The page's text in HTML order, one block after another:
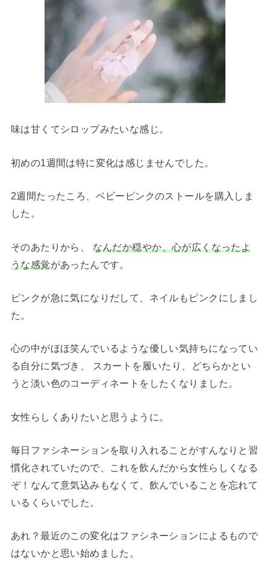
味は甘くてシロップみたいな感じ。
初めの1週間は特に変化は感じませんでした。
2週間たったころ、ベビーピンクのストールを購入しま
した。
そのあたりから、 なんだか穏やか、心が広くなったよ
うな感覚があったんです。
ピンクが急に気になりだして、ネイルもピンクにしまし
た。
心の中がほほ笑んでいるような優しい気持ちになってい
る自分に気づき、 スカートを履いたり、どちらかとい
うと淡い色のコーディネートをしたくなりました。
女性らしくありたいと思うように。
毎日ファシネーションを取り入れることがすんなりと習
慣化されていたので、これを飲んだから女性らしくなる
ぞ！なんて意気込みもなくて、飲んでいることを忘れて
いるくらいでした。
あれ？最近のこの変化はファシネーションによるもので
はないかと思い始めました。